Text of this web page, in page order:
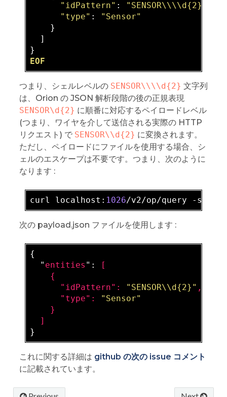
"idPattern" : "SENSOR\\\\d{2}"
"type" :
"Sensor"
    }
  ]
EOF
つまり、シェルレベルの SENSOR\\\\d{2} 文字列
は、Orion の JSON 解析段階の後の正規表現
SENSOR\d{2} に順番に対応するペイロードレベル
(つまり、ワイヤを介して送信される実際の HTTP
リクエスト) で SENSOR\\d{2} に変換されます。
ただし、ペイロードにファイルを使用する場合、シ
ェルのエスケープは不要です。つまり、次のように
なります :
curl localhost: 1026/v2/op/query -s -S
次の payload.json ファイルを使用します :
{
  "
entities ":
[
    {
      "
idPattern": "SENSOR\\d{2}" ,
      "
type":
"Sensor"
}
これに関する詳細は github の次の issue コメント
に記載されています。